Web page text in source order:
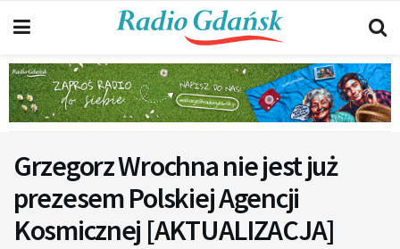
Grzegorz Wrochna nie jest już
prezesem Polskiej Agencji
Kosmicznej [AKTUALIZACJA]